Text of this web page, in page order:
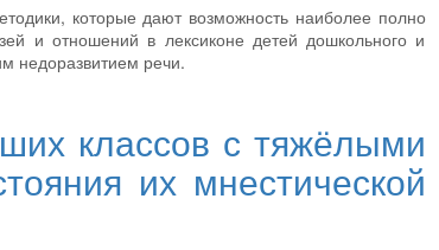
которые дают возможность наиболее полно
и отношений в лексиконе детей дошкольного и
недоразвитием речи.
классов с тяжёлыми
их мнестической